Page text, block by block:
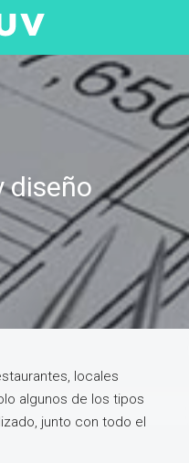
diseño
locales
algunos de los tipos
junto con todo el